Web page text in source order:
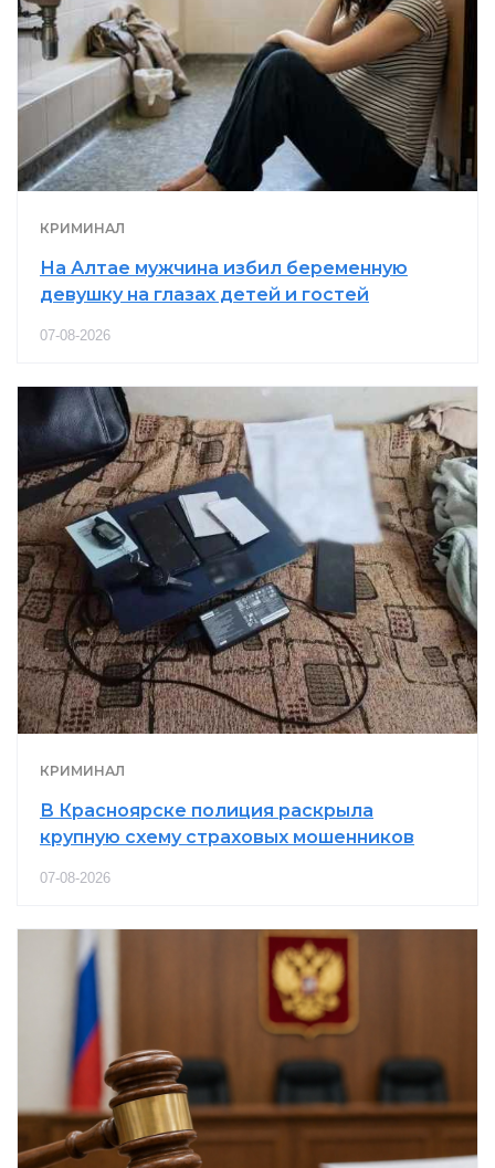
КРИМИНАЛ
На Алтае мужчина избил беременную
девушку на глазах детей и гостей
07-08-2026
КРИМИНАЛ
В Красноярске полиция раскрыла
крупную схему страховых мошенников
07-08-2026